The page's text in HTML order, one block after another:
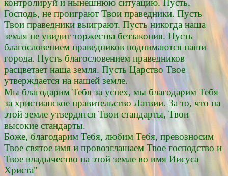
контролируй и нынешнюю ситуацию. Пусть,
Господь, не проиграют Твои праведники. Пусть
Твои праведники выиграют. Пусть никогда наша
земля не увидит торжества беззакония. Пусть
благословением праведников поднимаются наши
города. Пусть благословением праведников
расцветает наша земля. Пусть Царство Твое
утверждается на нашей земле.
Мы благодарим Тебя за успех, мы благодарим Тебя
за христианское правительство Латвии. За то, что на
этой земле утвердятся Твои стандарты, Твои
высокие стандарты.
Боже, благодарим Тебя, любим Тебя, превозносим
Твое святое имя и провозглашаем Твое господство и
Твое владычество на этой земле во имя Иисуса
Христа"